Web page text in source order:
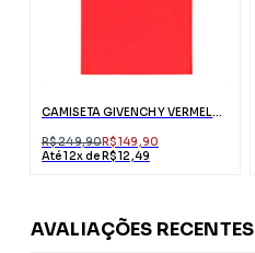
CAMISETA GIVENCHY VERMELHA COM BORDADO ABSTRATO
R$ 249,90R$ 149,90
Até 12x de R$ 12,49
AVALIAÇÕES RECENTES